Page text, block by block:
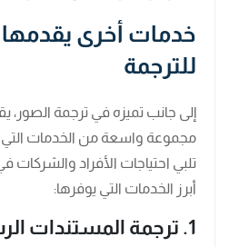
خدمات أخرى
للترجمة
إلى جانب تميزه في ترجمة الصور،
مجموعة واسعة من الخدمات التي
تلبي احتياجات الأفراد والشركات
أبرز الخدمات التي يوفرها:
1. ترجمة المستندات الرسمية